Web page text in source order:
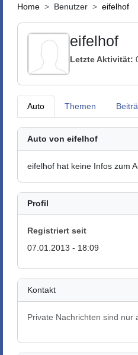
Home Benutzer eifelhof
eifelhof
Letzte Aktivität:
Auto Themen
Auto von eifelhof
eifelhof hat keine Infos zum
Profil
Registriert seit
07.01.2013 - 18:09
Kontakt
Private Nachrichten sind nur